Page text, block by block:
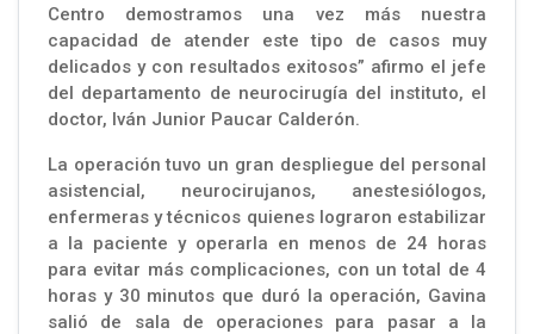
Centro demostramos una vez más nuestra
capacidad de atender este tipo de casos muy
delicados y con resultados exitosos” afirmo el jefe
del departamento de neurocirugía del instituto, el
doctor, Iván Junior Paucar Calderón.
La operación tuvo un gran despliegue del personal
asistencial, neurocirujanos, anestesiólogos,
enfermeras y técnicos quienes lograron estabilizar
a la paciente y operarla en menos de 24 horas
para evitar más complicaciones, con un total de 4
horas y 30 minutos que duró la operación, Gavina
salió de sala de operaciones para pasar a la